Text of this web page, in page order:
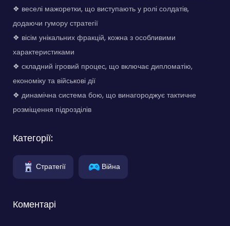
❖ веселі мажоретки, що виступають у ролі солдатів,
додаючи гумору стратегії
❖ вісім унікальних фракцій, кожна з особливими
характеристиками
❖ складний ігровий процес, що включає дипломатію,
економіку та військові дії
❖ динамічна система бою, що винагороджує тактичне
розміщення підрозділів
Категорії:
Стратегії Війна
Коментарі